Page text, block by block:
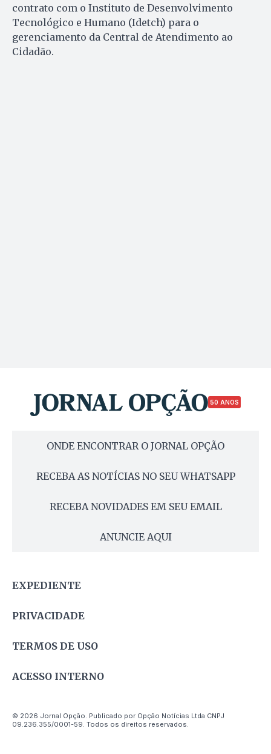
contrato com o Instituto de Desenvolvimento
Tecnológico e Humano (Idetch) para o
gerenciamento da Central de Atendimento ao
Cidadão.
50 ANOS
ONDE ENCONTRAR O JORNAL OPÇÃO
RECEBA AS NOTÍCIAS NO SEU WHATSAPP
RECEBA NOVIDADES EM SEU EMAIL
ANUNCIE AQUI
EXPEDIENTE
PRIVACIDADE
TERMOS DE USO
ACESSO INTERNO
© 2026 Jornal Opção. Publicado por Opção Notícias Ltda CNPJ
09.236.355/0001-59. Todos os direitos reservados.